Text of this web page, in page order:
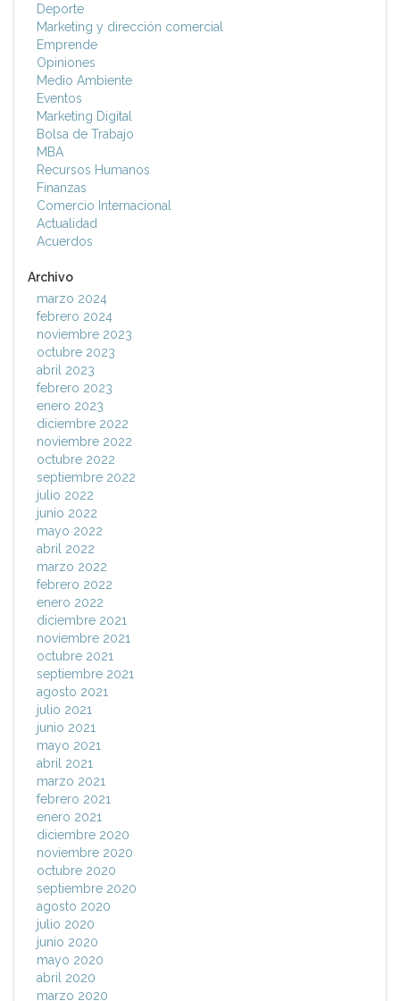
Deporte
Marketing y dirección comercial
Emprende
Opiniones
Medio Ambiente
Eventos
Marketing Digital
Bolsa de Trabajo
MBA
Recursos Humanos
Finanzas
Comercio Internacional
Actualidad
Acuerdos
Archivo
marzo 2024
febrero 2024
noviembre 2023
octubre 2023
abril 2023
febrero 2023
enero 2023
diciembre 2022
noviembre 2022
octubre 2022
septiembre 2022
julio 2022
junio 2022
mayo 2022
abril 2022
marzo 2022
febrero 2022
enero 2022
diciembre 2021
noviembre 2021
octubre 2021
septiembre 2021
agosto 2021
julio 2021
junio 2021
mayo 2021
abril 2021
marzo 2021
febrero 2021
enero 2021
diciembre 2020
noviembre 2020
octubre 2020
septiembre 2020
agosto 2020
julio 2020
junio 2020
mayo 2020
abril 2020
marzo 2020